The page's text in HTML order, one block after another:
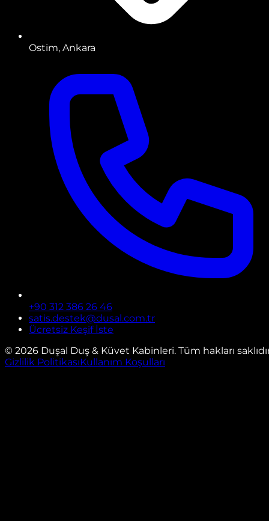
Ostim, Ankara
+90 312 386 26 46
satis.destek@dusal.com.tr
Ücretsiz Keşif İste
© 2026 Duşal Duş & Küvet Kabinleri. Tüm hakları
Gizlilik PolitikasıKullanım Koşulları